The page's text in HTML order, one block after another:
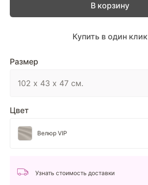
Размер
Цвет
Велюр VIP
В корзину
Купить в один клик
Узнать стоимость доставки